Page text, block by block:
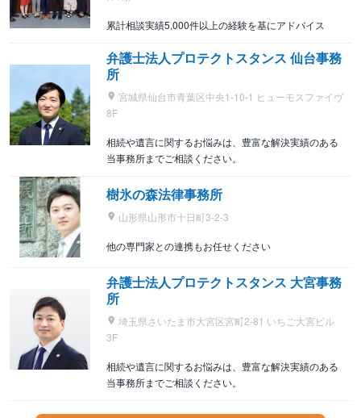
累計相談実績5,000件以上の経験を基にアドバイス
弁護士法人プロテクトスタンス 仙台事務
所
宮城県仙台市青葉区中央1-10-1 ヒューモスファイヴ
8F
相続や遺言に関するお悩みは、豊富な解決実績のある
当事務所までご相談ください。
樹氷の森法律事務所
山形県山形市十日町3-2-3
他の専門家との連携もお任せください
弁護士法人プロテクトスタンス 大宮事務
所
埼玉県さいたま市大宮区宮町2-81 いちご大宮ビル
3F
相続や遺言に関するお悩みは、豊富な解決実績のある
当事務所までご相談ください。